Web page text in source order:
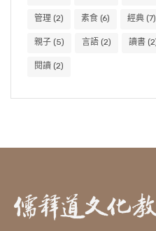
管理 (2) 素食 (6) 經典 (7)
親子 (5) 言語 (2) 讀書
閱讀 (2)